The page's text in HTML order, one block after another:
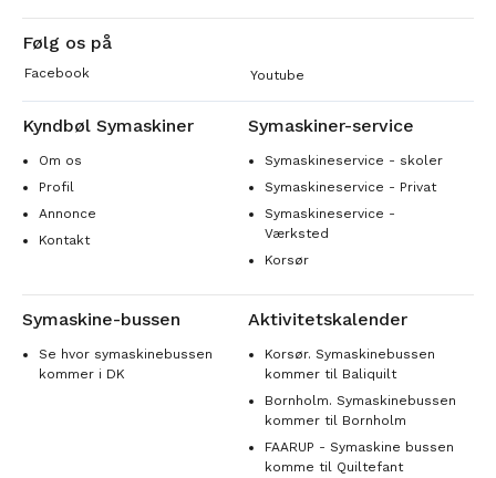
Følg os på
Facebook Youtube
Kyndbøl Symaskiner
Om os
Profil
Annonce
Kontakt
Symaskiner-service
Symaskineservice - skoler
Symaskineservice - Privat
Symaskineservice -
Værksted
Korsør
Symaskine-bussen
Se hvor symaskinebussen
kommer i DK
Aktivitetskalender
Korsør. Symaskinebussen
kommer til Baliquilt
Bornholm. Symaskinebussen
kommer til Bornholm
FAARUP - Symaskine bussen
komme til Quiltefant